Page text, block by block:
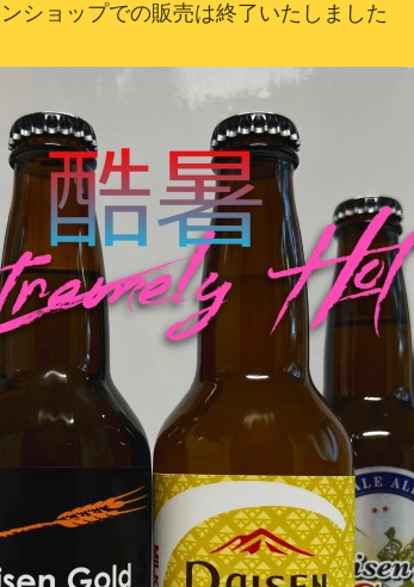
ショップでの販売は終了いたしました